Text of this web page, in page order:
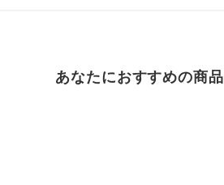
あなたにおすすめの商品